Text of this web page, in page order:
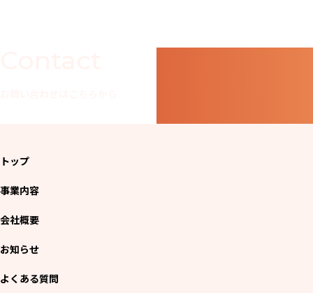
トップ
事業内容
会社概要
お知らせ
よくある質問